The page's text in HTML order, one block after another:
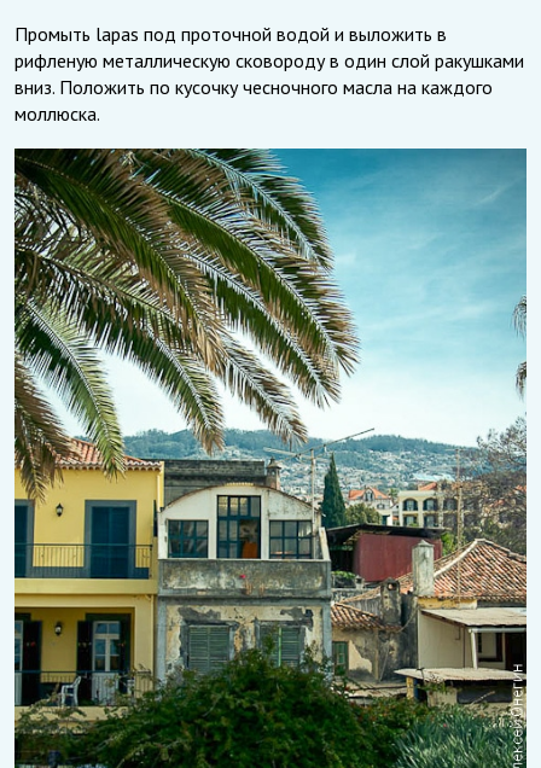
Промыть lapas под проточной водой и выложить в
рифленую металлическую сковороду в один слой ракушками
вниз. Положить по кусочку чесночного масла на каждого
моллюска.